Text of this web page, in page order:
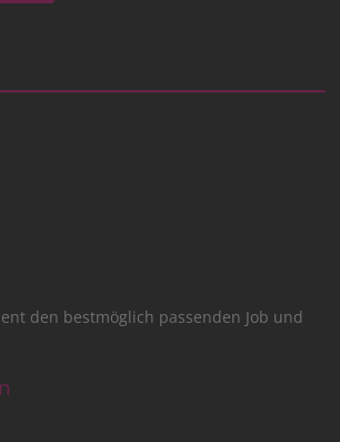
den bestmöglich passenden Job und